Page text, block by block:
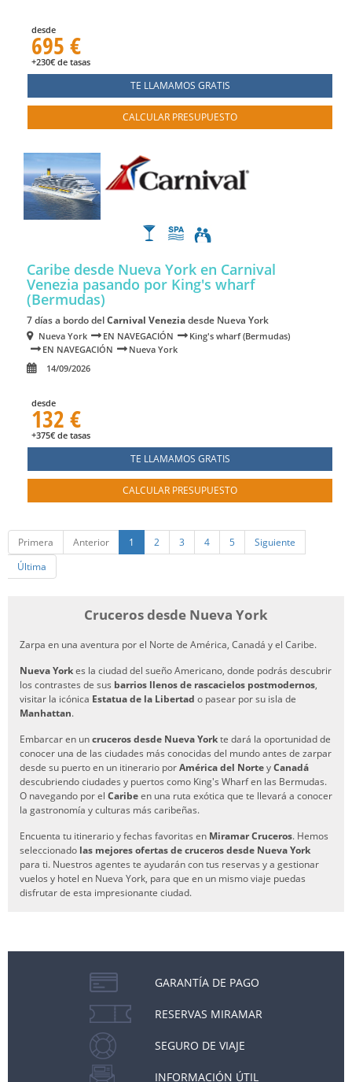
desde
695 €
+230€ de tasas
TE LLAMAMOS GRATIS
CALCULAR PRESUPUESTO
Caribe desde Nueva York en Carnival
Venezia pasando por King's wharf
(Bermudas)
7 días a bordo delCarnival Veneziadesde Nueva York
Nueva York EN NAVEGACIÓN
King's wharf (Bermudas)
EN NAVEGACIÓN
Nueva York
14/09/2026
desde
132 €
+375€ de tasas
TE LLAMAMOS GRATIS
CALCULAR PRESUPUESTO
Primera Anterior 1 2 3 4 5
Siguiente
Última
Cruceros desde Nueva York
Zarpa en una aventura por el Norte de América, Canadá y el Caribe.
Nueva Yorkes la ciudad del sueño Americano, donde podrás descubrir
los contrastes de sus barrios llenos de rascacielos postmodernos,
visitar la icónica Estatua de la Libertad o pasear por su isla de
Manhattan.
Embarcar en uncruceros desde Nueva Yorkte dará la oportunidad de
conocer una de las ciudades más conocidas del mundo antes de zarpar
desde su puerto en un itinerario porAmérica del NorteyCanadá
descubriendo ciudades y puertos como King's Wharf en las Bermudas.
O navegando por el Caribeen una ruta exótica que te llevará a conocer
la gastronomía y culturas más caribeñas.
Encuenta tu itinerario y fechas favoritas en Miramar Cruceros. Hemos
seleccionado las mejores ofertas de cruceros desde Nueva York
para ti. Nuestros agentes te ayudarán con tus reservas y a gestionar
vuelos y hotel en Nueva York, para que en un mismo viaje puedas
disfrutar de esta impresionante ciudad.
GARANTÍA DE PAGO
RESERVAS MIRAMAR
SEGURO DE VIAJE
INFORMACIÓN ÚTIL